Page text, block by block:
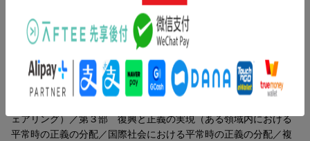
第10章 ある領域内における平常時の正義の分配
第11章 国際社会における平常時の正義の分配
第12章 複合的人間の安全保障ー子供支援・食料・難民支援・環
第13章（最終章） 人間の尊厳とは何か
補足資料／おわりに／事項索引／人名索引
目次（「BOOK」データベースより）
第１部 秩序と正義の実現（覇権と秩序／冷戦後の紛争と保護す
る責任／強制外交とは何か／軍事介入の正当性）／第２部 紛争
と正義の実現（暫定政府からの移行／公正な戦後賠償へ向けて／
ェアリング）／第３部 復興と正義の実現（ある領域内における
平常時の正義の分配／国際社会における平常時の正義の分配／複